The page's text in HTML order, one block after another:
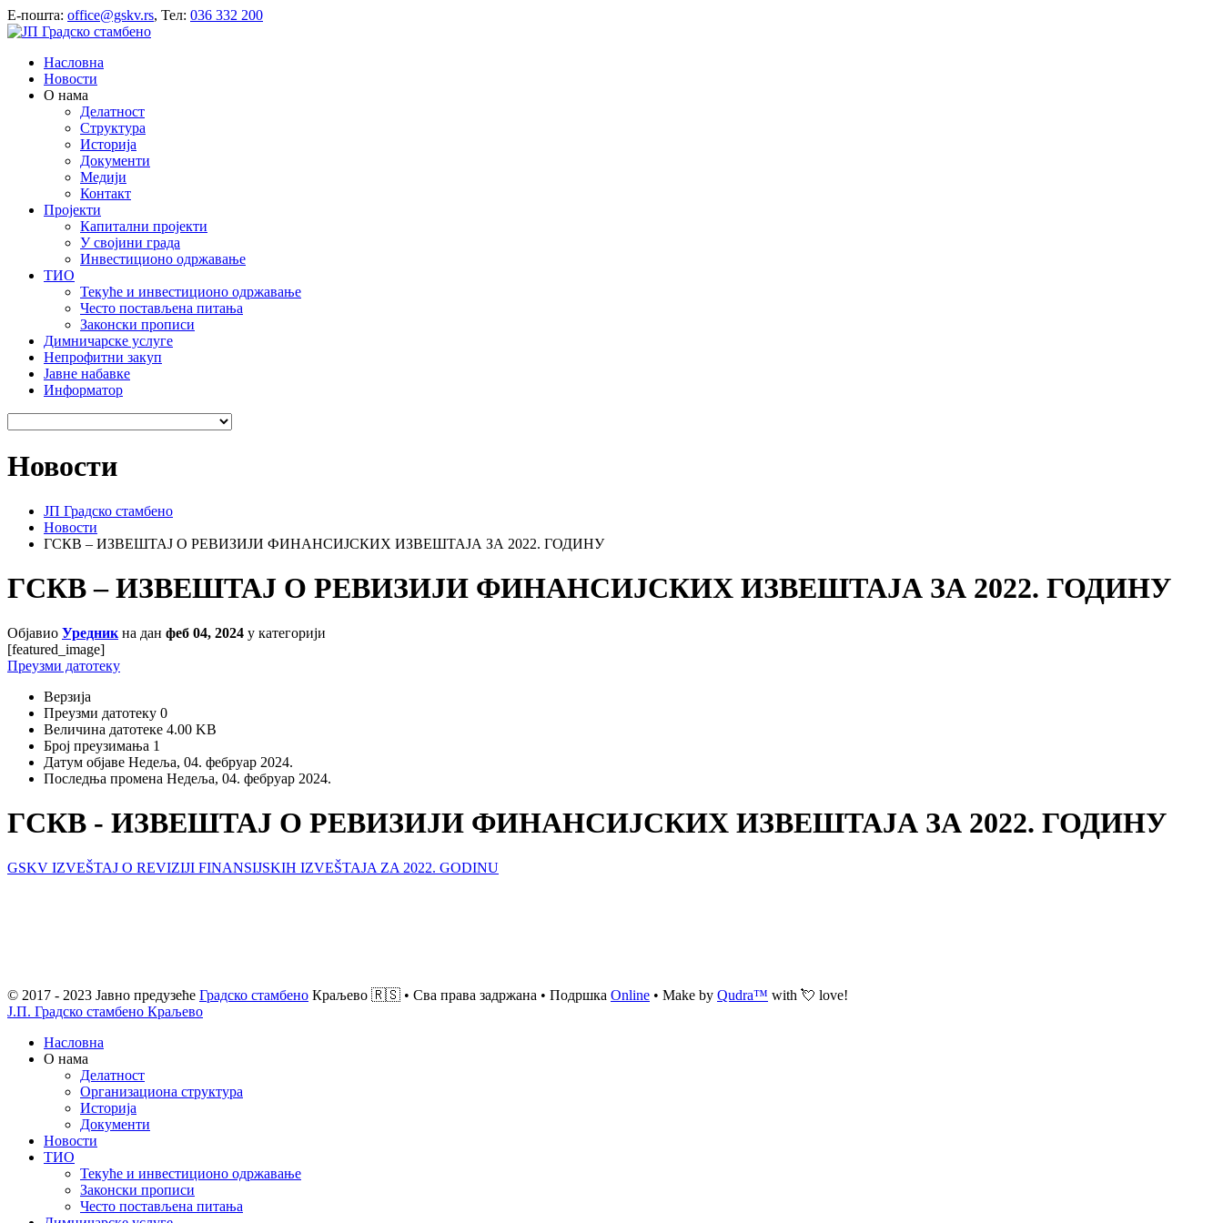
E-пошта: office@gskv.rs, Тел: 036 332 200
Насловна
Новости
О нама
Делатност
Структура
Историја
Документи
Медији
Контакт
Пројекти
Капитални пројекти
У својини града
Инвестиционо одржавање
ТИО
Текуће и инвестиционо одржавање
Често постављена питања
Законски прописи
Димничарске услуге
Непрофитни закуп
Јавне набавке
Информатор
Новости
ЈП Градско стамбено
Новости
ГСКВ – ИЗВЕШТАЈ О РЕВИЗИЈИ ФИНАНСИЈСКИХ ИЗВЕШТАЈА ЗА 2022. ГОДИНУ
ГСКВ – ИЗВЕШТАЈ О РЕВИЗИЈИ ФИНАНСИЈСКИХ ИЗВЕШТАЈА ЗА 2022. ГОДИНУ
Објавио Уредник на дан феб 04, 2024 у категорији
[featured_image]
Преузми датотеку
Верзија
Преузми датотеку 0
Величина датотеке 4.00 KB
Број преузимања 1
Датум објаве Недеља, 04. фебруар 2024.
Последња промена Недеља, 04. фебруар 2024.
ГСКВ - ИЗВЕШТАЈ О РЕВИЗИЈИ ФИНАНСИЈСКИХ ИЗВЕШТАЈА ЗА 2022. ГОДИНУ
GSKV IZVEŠTAJ O REVIZIJI FINANSIJSKIH IZVEŠTAJA ZA 2022. GODINU
© 2017 - 2023 Јавно предузеће Градско стамбено Краљево 🇷🇸 • Сва права задржана • Подршка Online • Make by Qudra™ with 💘 love!
Ј.П. Градско стамбено Краљево
Насловна
О нама
Делатност
Организациона структура
Историја
Документи
Новости
ТИО
Текуће и инвестиционо одржавање
Законски прописи
Често постављена питања